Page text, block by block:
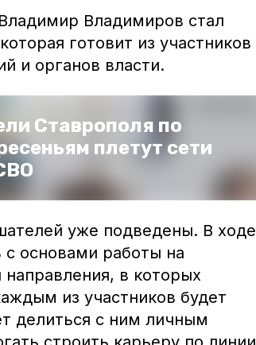
Владимиров стал
готовит из участников
и органов власти.
Ставрополя по
плетут сети
уже подведены. В ходе
с основами работы на
в которых
из участников будет
делиться с ним личным